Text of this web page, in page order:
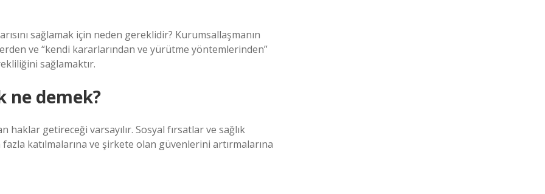
sağlamak için neden gereklidir? Kurumsallaşmanın
ve “kendi kararlarından ve yürütme yöntemlerinden”
sağlamaktır.
ne demek?
getireceği varsayılır. Sosyal fırsatlar ve sağlık
katılmalarına ve şirkete olan güvenlerini artırmalarına